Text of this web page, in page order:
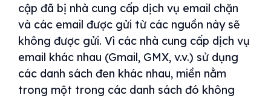
cập đã bị nhà cung cấp dịch vụ email chặn
và các email được gửi từ các nguồn này sẽ
không được gửi. Vì các nhà cung cấp dịch vụ
email khác nhau (Gmail, GMX, v.v.) sử dụng
các danh sách đen khác nhau, miền nằm
trong một trong các danh sách đó không